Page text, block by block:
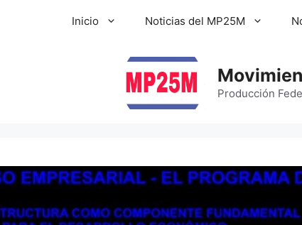
Inicio Noticias del MP25M
Producción